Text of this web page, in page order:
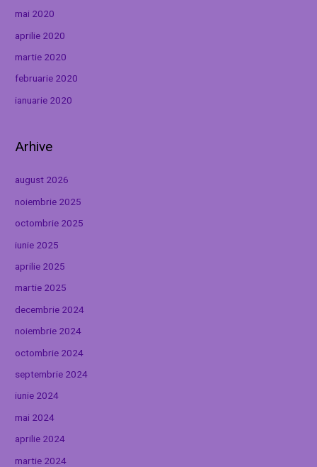
mai 2020
aprilie 2020
martie 2020
februarie 2020
ianuarie 2020
Arhive
august 2026
noiembrie 2025
octombrie 2025
iunie 2025
aprilie 2025
martie 2025
decembrie 2024
noiembrie 2024
octombrie 2024
septembrie 2024
iunie 2024
mai 2024
aprilie 2024
martie 2024